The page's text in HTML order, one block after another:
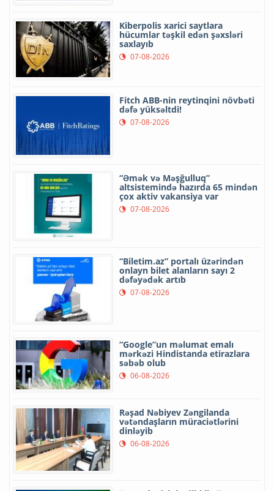
Kiberpolis xarici saytlara
hücumlar təşkil edən şəxsləri
saxlayıb
07-08-2026
Fitch ABB-nin reytinqini növbəti
dəfə yüksəltdi!
07-08-2026
“Əmək və Məşğulluq”
altsistemində hazırda 65 mindən
çox aktiv vakansiya var
07-08-2026
“Biletim.az” portalı üzərindən
onlayn bilet alanların sayı 2
dəfəyədək artıb
07-08-2026
“Google”un məlumat emalı
mərkəzi Hindistanda etirazlara
səbəb olub
06-08-2026
Rəşad Nəbiyev Zəngilanda
vətəndaşların müraciətlərini
dinləyib
06-08-2026